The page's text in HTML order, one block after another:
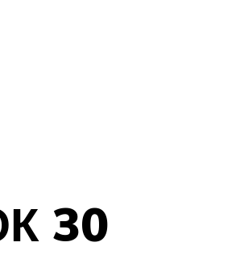
30